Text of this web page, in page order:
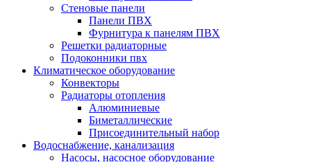
Стеновые панели
Панели ПВХ
Фурнитура к панелям ПВХ
Решетки радиаторные
Подоконники пвх
Климатическое оборудование
Конвекторы
Радиаторы отопления
Алюминиевые
Биметаллические
Присоединительный набор
Водоснабжение, канализация
Насосы, насосное оборудование